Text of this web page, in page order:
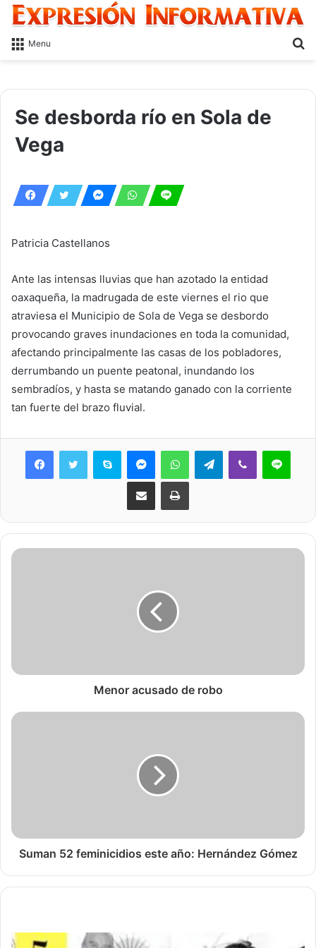
Menu
Se desborda río en Sola de
Vega
Patricia Castellanos
Ante las intensas lluvias que han azotado la entidad
oaxaqueña, la madrugada de este viernes el rio que
atraviesa el Municipio de Sola de Vega se desbordo
provocando graves inundaciones en toda la comunidad,
afectando principalmente las casas de los pobladores,
derrumbando un puente peatonal, inundando los
sembradíos, y hasta se matando ganado con la corriente
tan fuerte del brazo fluvial.
Skype MessengerWhatsAppTelegramViber Line
Share via Email Print
Menor acusado de robo
Suman 52 feminicidios este año: Hernández Gómez